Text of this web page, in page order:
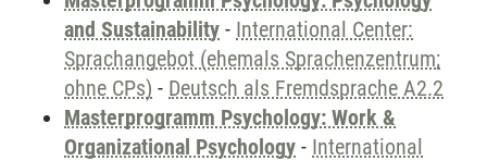
and Sustainability - International Center:
Sprachangebot (ehemals Sprachenzentrum;
ohne CPs) - Deutsch als Fremdsprache A2.2
Masterprogramm Psychology: Work &
Organizational Psychology - International